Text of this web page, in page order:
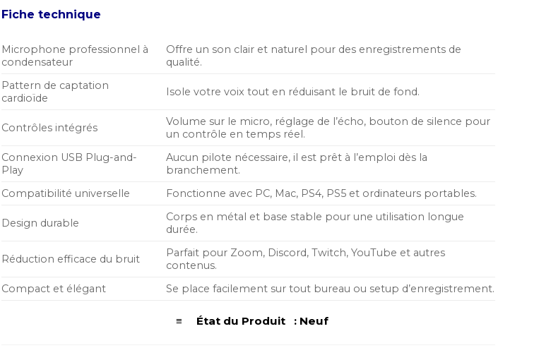
699,00 MAD.499,00 MAD.
Fiche technique
Microphone professionnel à
condensateur
Offre un son clair et naturel pour des enregistrements de
qualité.
Pattern de captation
cardioïde
Isole votre voix tout en réduisant le bruit de fond.
Contrôles intégrés
Volume sur le micro, réglage de l’écho, bouton de silence pour
un contrôle en temps réel.
Connexion USB Plug-and-
Play
Aucun pilote nécessaire, il est prêt à l’emploi dès la
branchement.
Compatibilité universelle
Fonctionne avec PC, Mac, PS4, PS5 et ordinateurs portables.
Design durable
Corps en métal et base stable pour une utilisation longue
durée.
Réduction efficace du bruit
Parfait pour Zoom, Discord, Twitch, YouTube et autres
contenus.
Compact et élégant
Se place facilement sur tout bureau ou setup d’enregistrement.
≡ État du Produit : Neuf